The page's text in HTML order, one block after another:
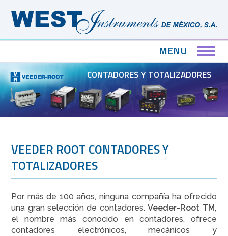
MENU
CONTADORES Y TOTALIZADORES
VEEDER ROOT CONTADORES Y
TOTALIZADORES
Por más de 100 años, ninguna compañía ha ofrecido
una gran selección de contadores.Veeder-Root TM,
el nombre más conocido en contadores, ofrece
contadores electrónicos, mecánicos y